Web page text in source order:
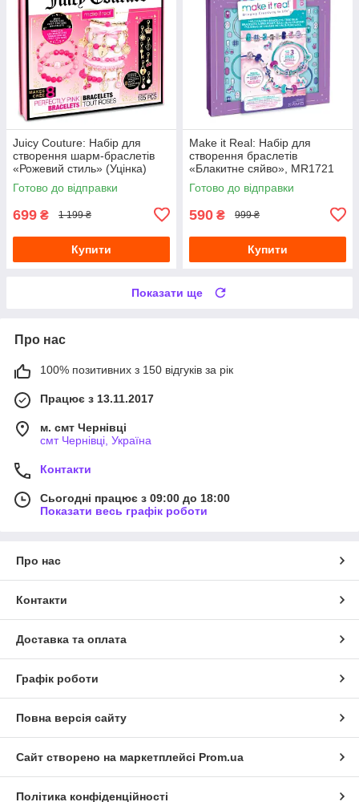
Juicy Couture: Набір для
створення шарм-браслетів
«Рожевий стиль» (Уцінка)
Готово до відправки
699 ₴ 1 199 ₴
Купити
Make it Real: Набір для
створення браслетів
«Блакитне сяйво», MR1721
Готово до відправки
590 ₴ 999 ₴
Купити
Показати ще
Про нас
100% позитивних з 150 відгуків за рік
Працює з 13.11.2017
м. смт Чернівці
смт Чернівці, Україна
Контакти
Сьогодні працює з 09:00 до 18:00
Показати весь графік роботи
Про нас
Контакти
Доставка та оплата
Графік роботи
Повна версія сайту
Сайт створено на маркетплейсі Prom.ua
Політика конфіденційності